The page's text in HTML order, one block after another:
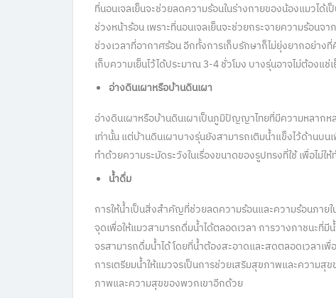
ที่นอนเจลเย็นจะช่วยลดความร้อนในร่างกายของน้องแมวไ
ช่วงหน้าร้อน เพราะที่นอนเจลเย็นจะช่วยกระจายความร้อนจ
ช่วงเวลาที่อากาศร้อน อีกทั้งการเก็บรักษาก็ไม่ยุ่งยากอย่างที่
เก็บความเย็นไว้ได้ประมาณ 3-4 ชั่วโมง บางรุ่นอาจไม่ต้องแช่
อ่างดินเผาหรือบ้านดินเผา
อ่างดินเผาหรือบ้านดินเผาเป็นภูมิปัญญาไทยที่มีความหลากห
เท่านั้น แต่บ้านดินเผาบางรุ่นยังสามารถเติมน้ำแข็งไว้ด้านบ
ทำด้วยความระมัดระวังในเรื่องขนาดของรูปทรงที่ใช้ เพื่อไม่
น้ำดื่ม
การให้น้ำเป็นสิ่งสำคัญที่ช่วยลดความร้อนและความร้อนภาย
จุดเพื่อให้แมวสามารถดื่มน้ำได้ตลอดเวลา การวางภาชนะที่
จรสามารถดื่มน้ำได้ โดยที่น้ำต้องสะอาดและสดตลอดเวลาเ
การเตรียมน้ำให้แมวจรเป็นการช่วยเสริมสุขภาพและความสุ
ภาพและความสุขของพวกเขาอีกด้วย